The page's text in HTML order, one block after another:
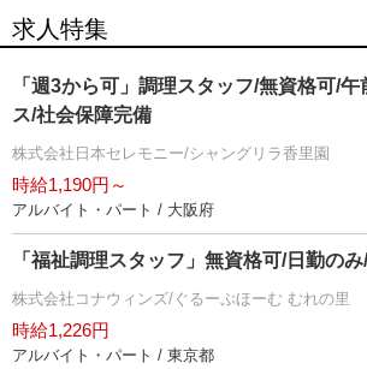
求人特集
「週3から可」調理スタッフ/無資格可/
ス/社会保障完備
株式会社日本セレモニー/シャングリラ香里園
時給1,190円～
アルバイト・パート / 大阪府
「福祉調理スタッフ」無資格可/日勤の
株式会社コナウィンズ/ぐるーぷほーむ むれの里
時給1,226円
アルバイト・パート / 東京都